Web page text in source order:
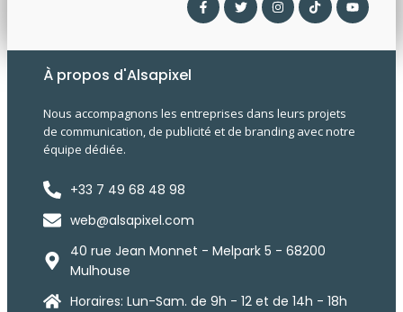
À propos d'Alsapixel
Nous accompagnons les entreprises dans leurs projets
de communication, de publicité et de branding avec notre
équipe dédiée.
+33 7 49 68 48 98
web@alsapixel.com
40 rue Jean Monnet - Melpark 5 - 68200
Mulhouse
Horaires: Lun-Sam. de 9h - 12 et de 14h - 18h